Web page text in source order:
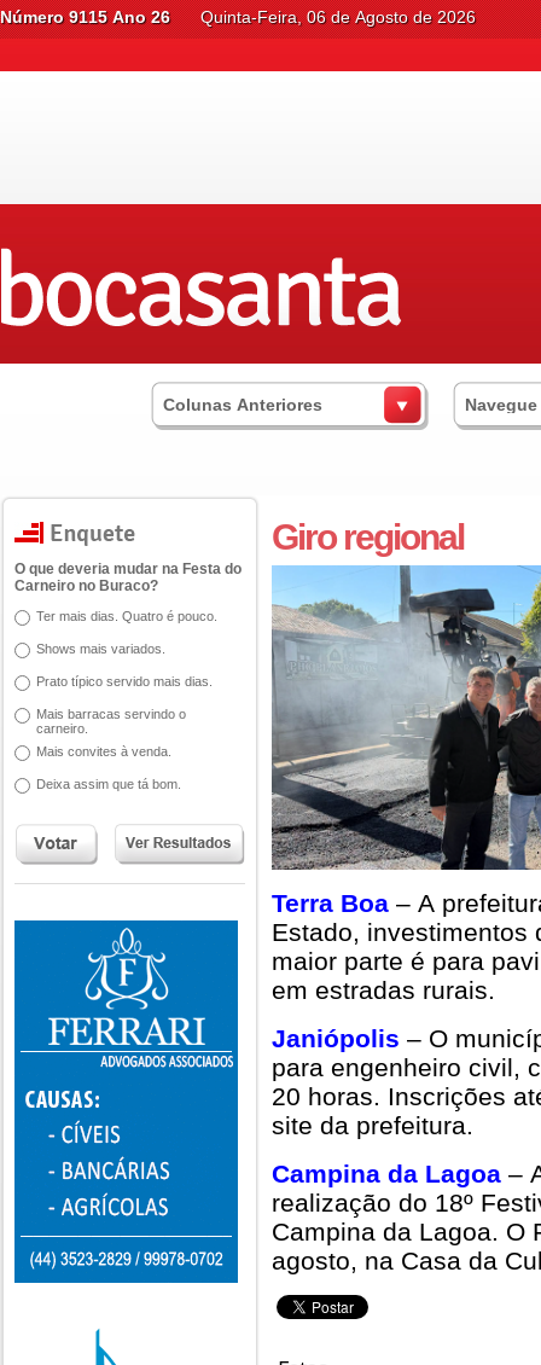
Número 9115 Ano 26 Quinta-Feira, 06 de Agosto de 2026
Colunas Anteriores
O que deveria mudar na Festa do
Carneiro no Buraco?
Ter mais dias. Quatro é pouco.
Shows mais variados.
Prato típico servido mais dias.
Mais barracas servindo o
carneiro.
Mais convites à venda.
Deixa assim que tá bom.
Giro regional
Terra Boa – A
Estado, investimentos
maior parte é para
em estradas rurais.
Janiópolis – O
para engenheiro civil,
20 horas. Inscrições
site da prefeitura.
Campina da Lagoa –
realização do 18º
Campina da Lagoa. O
agosto, na Casa da